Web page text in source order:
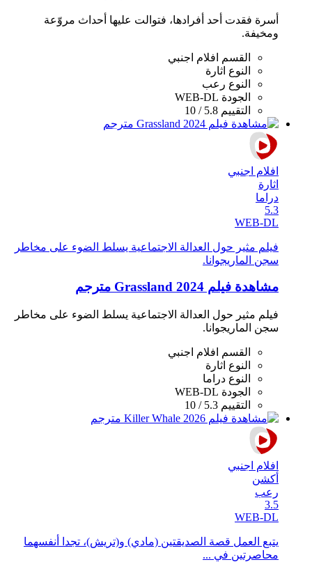
أسرة فقدت أحد أفرادها، فتوالت عليها أحداث مروّعة
ومخيفة.
القسم
افلام اجنبي
النوع اثارة
النوع رعب
الجودة WEB-DL
التقييم 5.8 / 10
افلام اجنبي
اثارة
دراما
5.3
WEB-DL
فيلم مثير حول العدالة الاجتماعية يسلط الضوء على مخاطر
سجن الماريجوانا.
مشاهدة فيلم Grassland 2024 مترجم
فيلم مثير حول العدالة الاجتماعية يسلط الضوء على مخاطر
سجن الماريجوانا.
القسم
افلام اجنبي
النوع اثارة
النوع دراما
الجودة WEB-DL
التقييم 5.3 / 10
افلام اجنبي
أكشن
رعب
3.5
WEB-DL
يتبع العمل قصة الصديقتين (مادي) و(تريش)، تجدا أنفسهما
محاصرتين في ...